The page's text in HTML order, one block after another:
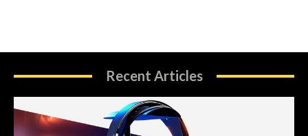
Recent Articles